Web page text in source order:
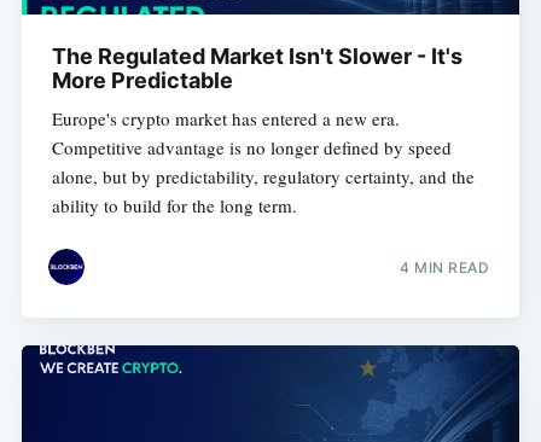
The Regulated Market Isn't Slower - It's
More Predictable
Europe's crypto market has entered a new era.
Competitive advantage is no longer defined by speed
alone, but by predictability, regulatory certainty, and the
ability to build for the long term.
4 MIN READ